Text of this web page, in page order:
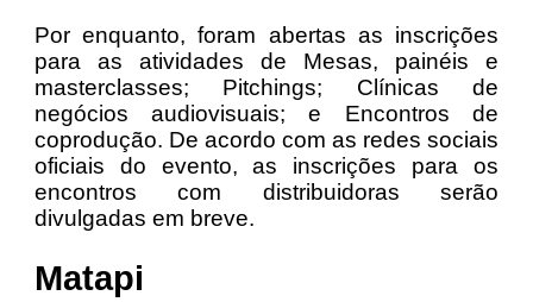
Por enquanto, foram abertas as inscrições
para as atividades de Mesas, painéis e
masterclasses; Pitchings; Clínicas de
negócios audiovisuais; e Encontros de
coprodução. De acordo com as redes sociais
oficiais do evento, as inscrições para os
encontros com distribuidoras serão
divulgadas em breve.
Matapi